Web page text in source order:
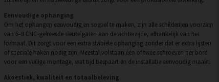
Eenvoudige ophanging
Om het ophangen eenvoudig en soepel te maken, zijn alle schilderijen voorzien
van 6–8 CNC-gefreesde sleutelgaten aan de achterzijde, afhankelijk van het
formaat. Dit zorgt voor een extra stabiele ophanging zonder dat er extra lijsten
of speciale haken nodig zijn. Meestal volstaan één of twee schroeven per bord
voor een veilige montage, wat tijd bespaart en de installatie eenvoudig maakt.
Akoestiek, kwaliteit en totaalbeleving